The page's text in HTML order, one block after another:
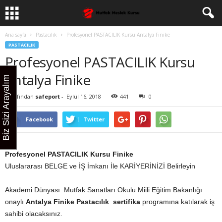
Ana sayfa Pastacılık Profesyonel PASTACILIK Kursu Antalya Finike
PASTACILIK
Profesyonel PASTACILIK Kursu
Antalya Finike
Tarafından safeport - Eylül 16, 2018 441 0
Facebook Twitter
Profesyonel PASTACILIK Kursu Finike
Uluslararası BELGE ve İŞ İmkanı İle KARİYERİNİZİ Belirleyin
Akademi Dünyası Mutfak Sanatları Okulu Miili Eğitim Bakanlığı
onaylı Antalya Finike Pastacılık sertifika programına katılarak iş
sahibi olacaksınız.
Biz Sizi Arayalım